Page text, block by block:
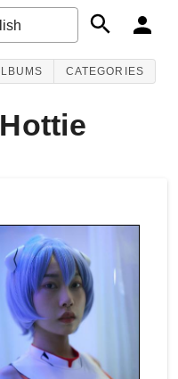
CATEGORIES